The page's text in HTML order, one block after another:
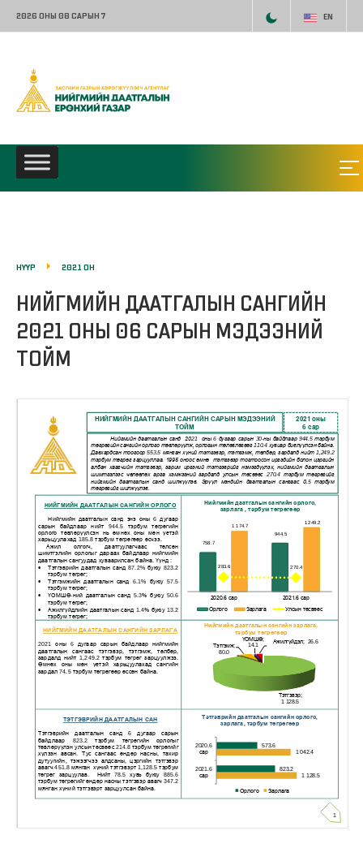
2026 ОНЫ 08 САРЫН 7 EN
НҮҮР 2021 ОН
НИЙГМИЙН ДААТГАЛЫН САНГИЙН
2021 ОНЫ 06 САРЫН МЭДЭЭНИЙ
ТОЙМ